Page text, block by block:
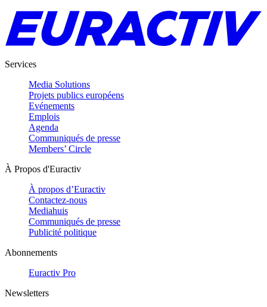
Services
Media Solutions
Projets publics européens
Evénements
Emplois
Agenda
Communiqués de presse
Members’ Circle
À Propos d'Euractiv
À propos d’Euractiv
Contactez-nous
Mediahuis
Communiqués de presse
Publicité politique
Abonnements
Euractiv Pro
Newsletters